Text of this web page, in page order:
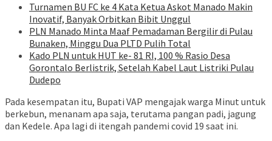
Turnamen BU FC ke 4 Kata Ketua Askot Manado Makin
Inovatif, Banyak Orbitkan Bibit Unggul
PLN Manado Minta Maaf Pemadaman Bergilir di Pulau
Bunaken, Minggu Dua PLTD Pulih Total
Kado PLN untuk HUT ke- 81 RI, 100 % Rasio Desa
Gorontalo Berlistrik, Setelah Kabel Laut Listriki Pulau
Dudepo
Pada kesempatan itu, Bupati VAP mengajak warga Minut untuk
berkebun, menanam apa saja, terutama pangan padi, jagung
dan Kedele. Apa lagi di itengah pandemi covid 19 saat ini.